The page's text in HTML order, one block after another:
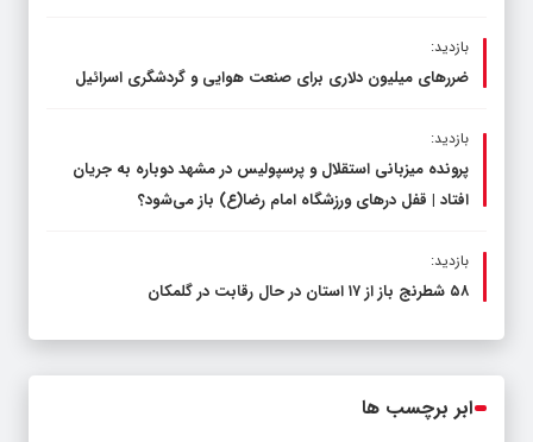
بازدید:
ضررهای میلیون دلاری برای صنعت هوایی و گردشگری اسرائیل
بازدید:
پرونده میزبانی استقلال و پرسپولیس در مشهد دوباره به جریان
افتاد | قفل در‌های ورزشگاه امام رضا(ع) باز می‌شود؟
بازدید:
۵۸ شطرنج‌ باز از ۱۷ استان در حال رقابت در گلمکان
ابر برچسب ها